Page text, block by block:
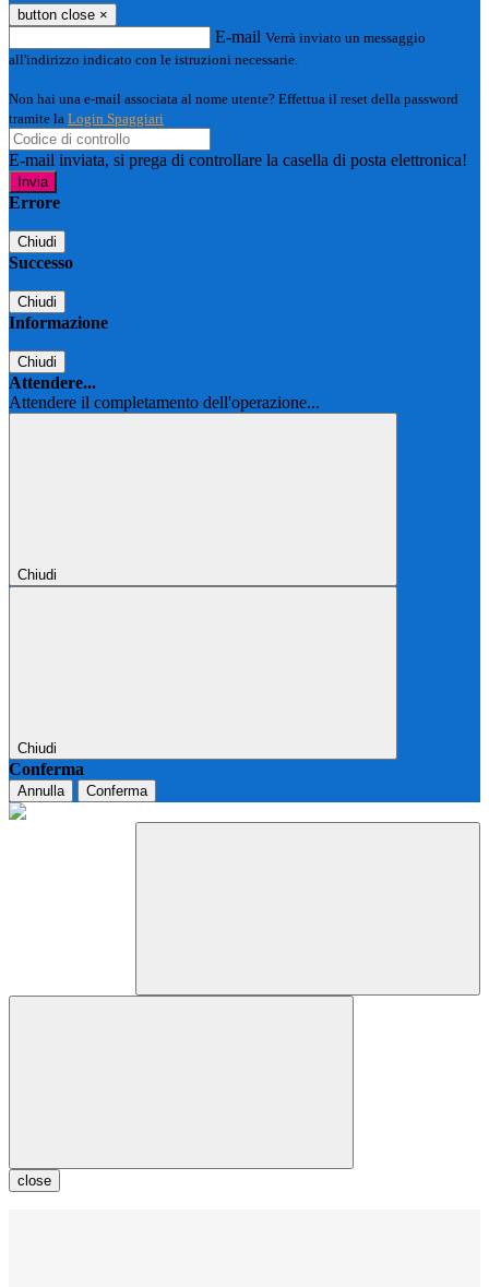
button close ×
E-mail Verrà inviato un messaggio
all'indirizzo indicato con le istruzioni necessarie.
Non hai una e-mail associata al nome utente? Effettua il reset della password
tramite la Login Spaggiari
E-mail inviata, si prega di controllare la casella di posta elettronica!
Errore
Chiudi
Successo
Chiudi
Informazione
Chiudi
Attendere...
Attendere il completamento dell'operazione...
Chiudi
Chiudi
Conferma
Annulla Conferma
close